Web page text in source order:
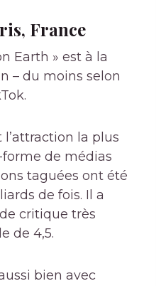
France
Earth » est à la
– du moins selon
l’attraction la plus
de médias
taguées ont été
de fois. Il a
critique très
de 4,5.
bien avec